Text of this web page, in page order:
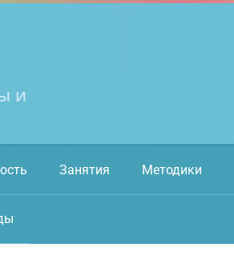
и
Занятия Методики